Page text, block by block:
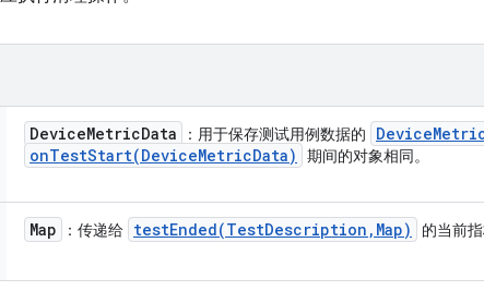
DeviceMetricData ：用于保存测试用例数据的 Device
onTestStart(DeviceMetricData) 期间的对象相同。
Map ：传递给 testEnded(TestDescription , Map) 的当前指